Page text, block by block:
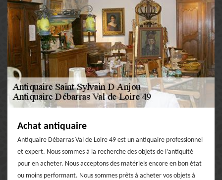
Achat antiquaire
Antiquaire Débarras Val de Loire 49 est un antiquaire professionnel
et expert. Nous sommes à la recherche des objets de l’antiquité
pour en acheter. Nous acceptons des matériels encore en bon état
ou moins performant. Nous sommes prêts à acheter vos objets à